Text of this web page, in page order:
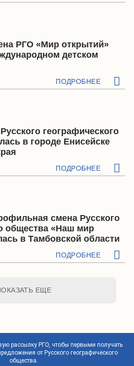
РГО «Мир открытий»
детском
ПОДРОБНЕЕ
географического
в городе Енисейске
ПОДРОБНЕЕ
смена Русского
общества «Наш мир
в Тамбовской области
ПОДРОБНЕЕ
ЕЩЕ
рассылку РГО, чтобы первыми получать
от Русского географического
общества.